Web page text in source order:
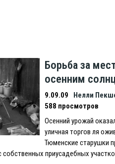
Борьба за
осенним
9.09.09
Нелли
588 просмотров
Осенний урожай
уличная торгов ля
Тюменские старушки
приусадебных